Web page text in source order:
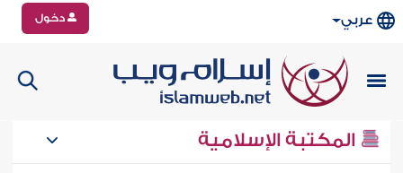
عربي دخول
المكتبة الإسلامية